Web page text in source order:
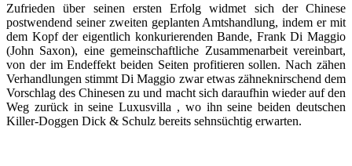
Zufrieden über seinen ersten Erfolg widmet sich der Chinese
postwendend seiner zweiten geplanten Amtshandlung, indem er mit
dem Kopf der eigentlich konkurierenden Bande, Frank Di Maggio
(John Saxon), eine gemeinschaftliche Zusammenarbeit vereinbart,
von der im Endeffekt beiden Seiten profitieren sollen. Nach zähen
Verhandlungen stimmt Di Maggio zwar etwas zähneknirschend dem
Vorschlag des Chinesen zu und macht sich daraufhin wieder auf den
Weg zurück in seine Luxusvilla , wo ihn seine beiden deutschen
Killer-Doggen Dick & Schulz bereits sehnsüchtig erwarten.